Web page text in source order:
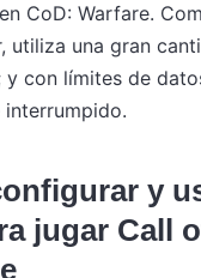
CoD: Warfare.
utiliza una gran
y con límites de
interrumpido.
y
jugar Call